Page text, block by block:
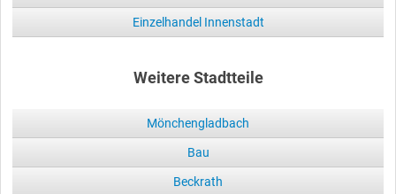
Einzelhandel Innenstadt
Weitere Stadtteile
Mönchengladbach
Bau
Beckrath